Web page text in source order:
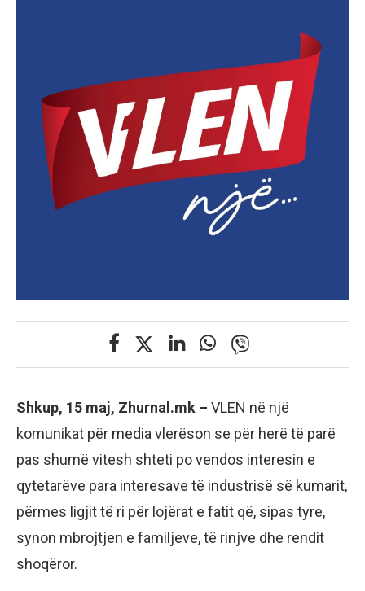
Shkup, 15 maj, Zhurnal.mk – VLEN në një
komunikat për media vlerëson se për herë të parë
pas shumë vitesh shteti po vendos interesin e
qytetarëve para interesave të industrisë së kumarit,
përmes ligjit të ri për lojërat e fatit që, sipas tyre,
synon mbrojtjen e familjeve, të rinjve dhe rendit
shoqëror.